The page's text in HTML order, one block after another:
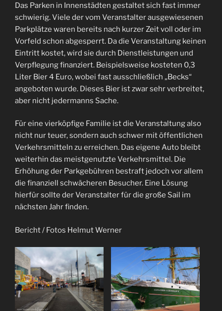
Das Parken in Innenstädten gestaltet sich fast immer
schwierig. Viele der vom Veranstalter ausgewiesenen
Parkplätze waren bereits nach kurzer Zeit voll oder im
Vorfeld schon abgesperrt. Da die Veranstaltung keinen
Eintritt kostet, wird sie durch Dienstleistungen und
Verpflegung finanziert. Beispielsweise kosteten 0,3
Liter Bier 4 Euro, wobei fast ausschließlich „Becks“
angeboten wurde. Dieses Bier ist zwar sehr verbreitet,
aber nicht jedermanns Sache.
Für eine vierköpfige Familie ist die Veranstaltung also
nicht nur teuer, sondern auch schwer mit öffentlichen
Verkehrsmitteln zu erreichen. Das eigene Auto bleibt
weiterhin das meistgenutzte Verkehrsmittel. Die
Erhöhung der Parkgebühren bestraft jedoch vor allem
die finanziell schwächeren Besucher. Eine Lösung
hierfür sollte der Veranstalter für die große Sail im
nächsten Jahr finden.
Bericht / Fotos Helmut Werner